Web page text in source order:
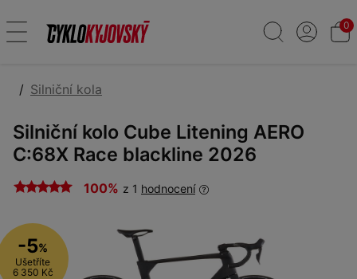
0
Silniční kola
Silniční kolo Cube Litening AERO
C:68X Race blackline 2026
100% z 1 hodnocení
-5%
Ušetříte
6 350 Kč